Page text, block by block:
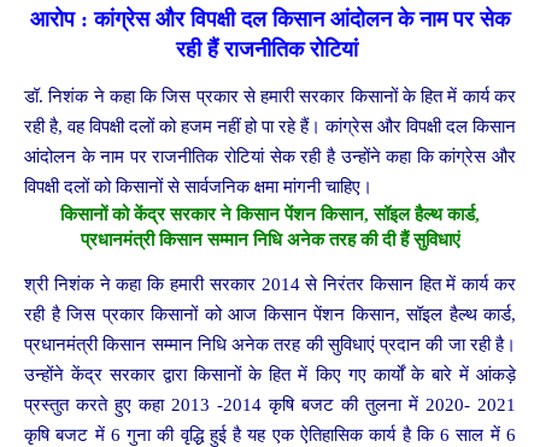
आरोप : कांग्रेस और विपक्षी दल किसान आंदोलन के नाम पर सेक
रही हैं राजनीतिक रोटियां
डॉ. निशंक ने कहा कि जिस प्रकार से हमारी सरकार किसानों के हित में कार्य कर
रही है, वह विपक्षी दलों को हजम नहीं हो पा रहे हैं। कांग्रेस और विपक्षी दल किसान
आंदोलन के नाम पर राजनीतिक रोटियां सेक रही है उन्होंने कहा कि कांग्रेस और
विपक्षी दलों को किसानों से सार्वजनिक क्षमा मांगनी चाहिए।
किसानों को केंद्र सरकार ने किसान पेंशन किसान, सॉइल हैल्थ कार्ड,
प्रधानमंत्री किसान सम्मान निधि अनेक तरह की दी हैं सुविधाएं
श्री निशंक ने कहा कि हमारी सरकार 2014 से निरंतर किसान हित में कार्य कर
रही है जिस प्रकार किसानों को आज किसान पेंशन किसान, सॉइल हैल्थ कार्ड,
प्रधानमंत्री किसान सम्मान निधि अनेक तरह की सुविधाएं प्रदान की जा रही है।
उन्होंने केंद्र सरकार द्वारा किसानों के हित में किए गए कार्यों के बारे में आंकड़े
प्रस्तुत करते हुए कहा 2013 -2014 कृषि बजट की तुलना में 2020- 2021
कृषि बजट में 6 गुना की वृद्धि हुई है यह एक ऐतिहासिक कार्य है कि 6 साल में 6